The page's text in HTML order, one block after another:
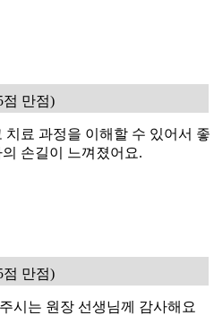
점 만점)
치료 과정을 이해할 수 있어서 좋
손길이 느껴졌어요.
점 만점)
시는 원장 선생님께 감사해요